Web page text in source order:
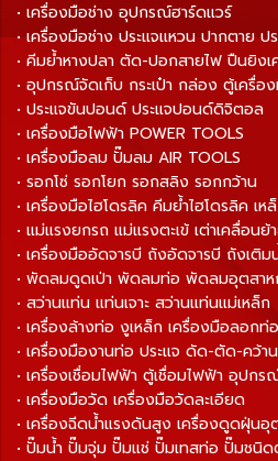
• เครื่องมือช่าง อุปกรณ์ฮาร์ดแวร์
• เครื่องมือช่าง ประแจแหวน ปากตาย ป
• คีมย้ำหางปลา ตัด-ปอกสายไฟ ปืนยิงเ
• อุปกรณ์จัดเก็บ กระเป๋า กล่อง ตู้เครื่อ
• ประแจขันปอนด์ ประแจปอนด์ดิจิตอล
• เครื่องมือไฟฟ้า POWER TOOLS
• เครื่องมือลม ปั๊มลม AIR TOOLS
• รอกโซ่ รอกโยก รอกสลิง รอกกว้าน
• เครื่องมือไฮโดรลิค คีมย้ำไฮโดรลิค เ
• แม่แรงยกรถ แม่แรงตะเข้ เต่าเคลื่อนย้
• เครื่องมืออัดจารบี ถังอัดจารบี ถังเติม
• พัดลมดูดเป่า พัดลมท่อ พัดลมอุตสาห
• สว่านแท่น แท่นเจาะ สว่านแท่นแม่เหล็ก
• เครื่องล้างท่อ งูเหล็ก เครื่องมือลอก
• เครื่องมืองานท่อ ประแจ ดัด-ตัด-คว้า
• เครื่องเชื่อมไฟฟ้า ตู้เชื่อมไฟฟ้า อุปกร
• เครื่องมือวัด เครื่องมือวัดละเอียด
• เครื่องฉีดน้ำแรงดันสูง เครื่องดูดฝุ่นอุ
• ปั๊มน้ำ ปั๊มจุ่ม ปั๊มแช่ ปั๊มเทสท่อ ปั๊มชนิ